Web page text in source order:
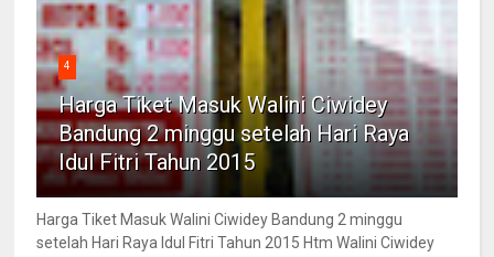
4
Harga Tiket Masuk Walini Ciwidey
Bandung 2 minggu setelah Hari Raya
Idul Fitri Tahun 2015
Harga Tiket Masuk Walini Ciwidey Bandung 2 minggu
setelah Hari Raya Idul Fitri Tahun 2015 Htm Walini Ciwidey